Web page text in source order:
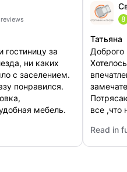
гостиницу за
ни каких
с заселением.
понравился.
мебель.
понравилась,
мне
8
Татьяна
Доброго
все ,что
нас с
подарили!))))
Read in
: